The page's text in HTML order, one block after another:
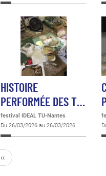
HISTOIRE
PERFORMÉE DES T…
festival IDEAL TU-Nantes
Du 26/03/2026 au 26/03/2026
‹‹